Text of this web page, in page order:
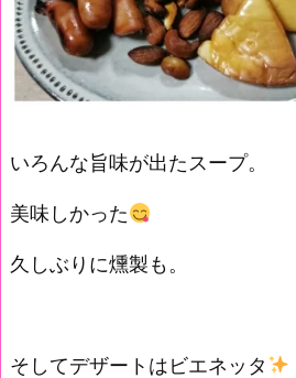
いろんな旨味が出たスープ。
美味しかった
久しぶりに燻製も。
そしてデザートはビエネッタ